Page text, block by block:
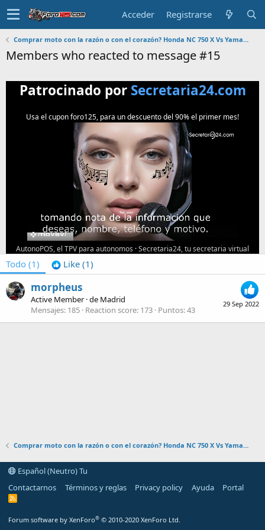
Acceder Registrarse
Comprar moto con la razón o con el corazón? Honda NC 750 X Vs Yamaha Tracer 7
Members who reacted to message #15
Patrocinado por Secretaria24.com
Usa el cupon foro125, para un descuento del 90% el primer mes!
AutonoPOS, el TPV para autonomos ·Secretaria24, tu secretaria virtual
Todo (1) Like (1)
29 Sep 2022
morpheus
Active Member ·de Madrid
Mensajes 185 Reaction score 173 Puntos 43
Comprar moto con la razón o con el corazón? Honda NC 750 X Vs Yamaha Tracer 7
Español (Neutro) Tu
Contactarnos
Términos y reglas Privacy policy Ayuda Portal
R
Forum software by XenForo® © 2010-2020 XenForo Ltd.